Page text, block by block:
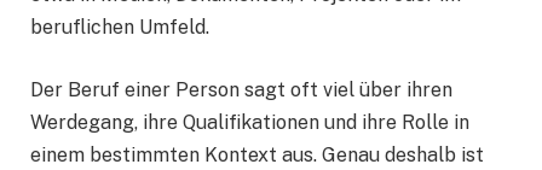
beruflichen Umfeld.
Der Beruf einer Person sagt oft viel über ihren
Werdegang, ihre Qualifikationen und ihre Rolle in
einem bestimmten Kontext aus. Genau deshalb ist